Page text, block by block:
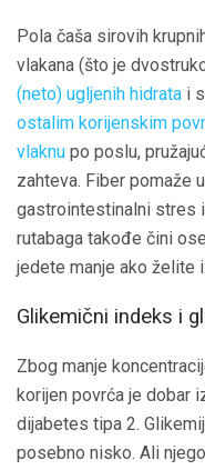
Pola čaša sirovih
vlakana (što je
(neto) ugljenih hidrata i
ostalim korijenskim
vlaknu po poslu,
zahteva. Fiber pomaže
gastrointestinalni stres
rutabaga takođe čini
jedete manje ako želite
Glikemični indeks i
Zbog manje
korijen povrća je dobar
dijabetes tipa 2.
posebno nisko. Ali